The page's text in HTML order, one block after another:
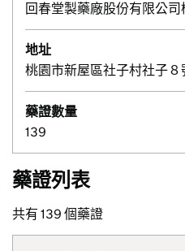
回春堂製藥廠股份有限公司
地址
桃園市新屋區社子村社子８
藥證數量
139
藥證列表
共有 139 個藥證